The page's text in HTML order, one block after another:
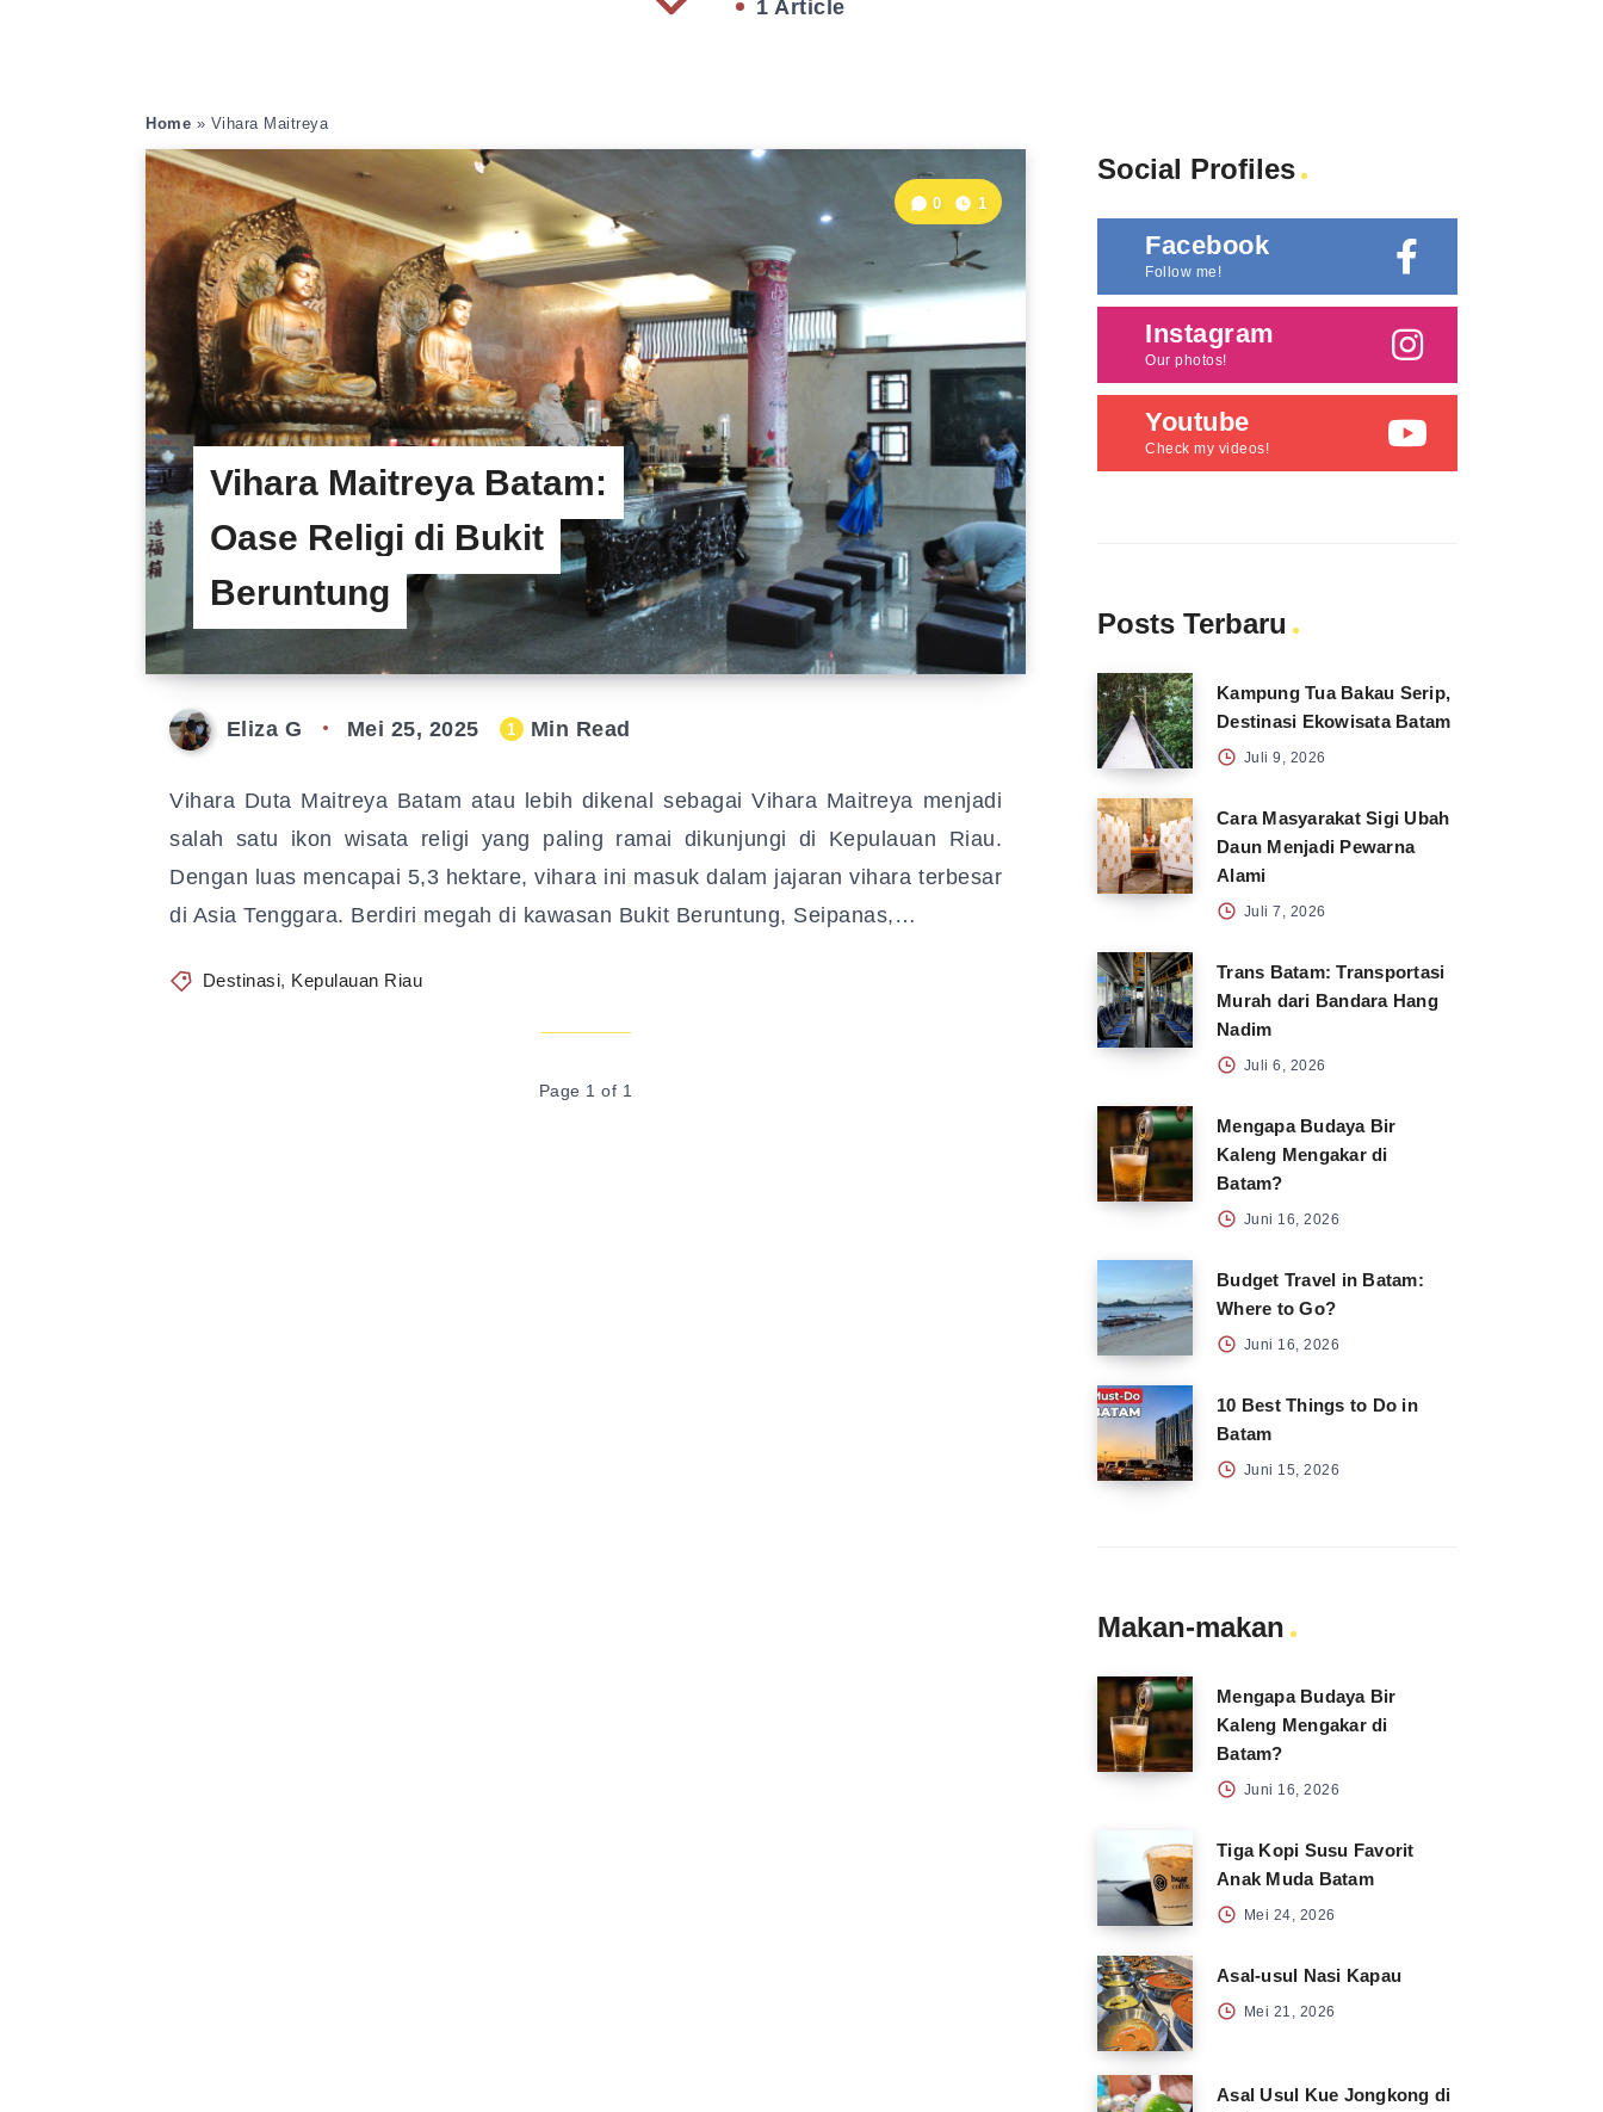
1 Article
Home » Vihara Maitreya
Vihara Maitreya Batam:
Oase Religi di Bukit
Beruntung
0 1
Eliza G Mei 25, 2025 1 Min Read
Vihara Duta Maitreya Batam atau lebih dikenal sebagai Vihara Maitreya menjadi
salah satu ikon wisata religi yang paling ramai dikunjungi di Kepulauan Riau.
Dengan luas mencapai 5,3 hektare, vihara ini masuk dalam jajaran vihara terbesar
di Asia Tenggara. Berdiri megah di kawasan Bukit Beruntung, Seipanas,…
Destinasi, Kepulauan Riau
Page 1 of 1
Social Profiles
Facebook
Follow me!
Instagram
Our photos!
Youtube
Check my videos!
Posts Terbaru
Kampung Tua Bakau Serip,
Destinasi Ekowisata Batam
Juli 9, 2026
Cara Masyarakat Sigi Ubah
Daun Menjadi Pewarna
Alami
Juli 7, 2026
Trans Batam: Transportasi
Murah dari Bandara Hang
Nadim
Juli 6, 2026
Mengapa Budaya Bir
Kaleng Mengakar di
Batam?
Juni 16, 2026
Budget Travel in Batam:
Where to Go?
Juni 16, 2026
10 Best Things to Do in
Batam
Juni 15, 2026
Makan-makan
Mengapa Budaya Bir
Kaleng Mengakar di
Batam?
Juni 16, 2026
Tiga Kopi Susu Favorit
Anak Muda Batam
Mei 24, 2026
Asal-usul Nasi Kapau
Mei 21, 2026
Asal Usul Kue Jongkong di